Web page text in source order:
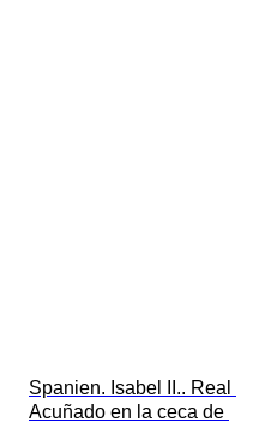
Spanien. Isabel II.. Real
Acuñado en la ceca de